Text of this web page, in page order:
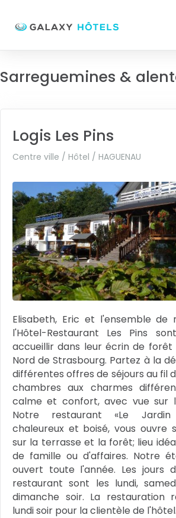
Sarreguemines &
Logis Les Pins
Centre ville / Hôtel / HAGUENAU
Elisabeth, Eric et l'ensemble de
l'Hôtel-Restaurant Les Pins
accueillir dans leur écrin de forêt
Nord de Strasbourg. Partez à la
différentes offres de séjours au fil
chambres aux charmes
calme et confort, avec vue sur
Notre restaurant «Le Jardin
chaleureux et boisé, vous ouvre
sur la terrasse et la forêt; lieu
de famille ou d'affaires. Notre
ouvert toute l'année. Les jours
restaurant sont les lundi,
dimanche soir. La restauration
lundi soir pour la clientèle de l'hôtel.